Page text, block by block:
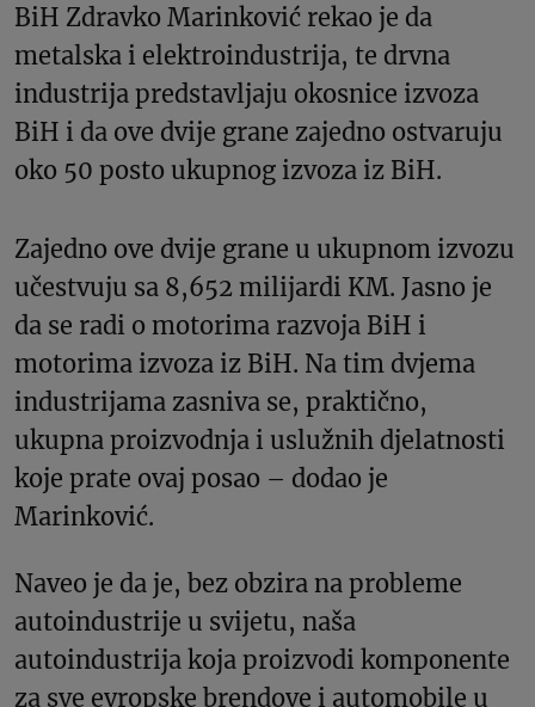
BiH Zdravko Marinković rekao je da
metalska i elektroindustrija, te drvna
industrija predstavljaju okosnice izvoza
BiH i da ove dvije grane zajedno ostvaruju
oko 50 posto ukupnog izvoza iz BiH.
Zajedno ove dvije grane u ukupnom izvozu
učestvuju sa 8,652 milijardi KM. Jasno je
da se radi o motorima razvoja BiH i
motorima izvoza iz BiH. Na tim dvjema
industrijama zasniva se, praktično,
ukupna proizvodnja i uslužnih djelatnosti
koje prate ovaj posao – dodao je
Marinković.
Naveo je da je, bez obzira na probleme
autoindustrije u svijetu, naša
autoindustrija koja proizvodi komponente
za sve evropske brendove i automobile u